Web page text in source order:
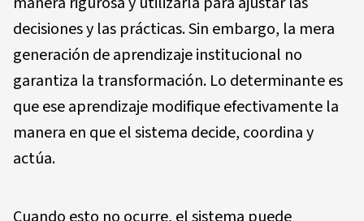
decisiones y las prácticas. Sin embargo, la mera
generación de aprendizaje institucional no
garantiza la transformación. Lo determinante es
que ese aprendizaje modifique efectivamente la
manera en que el sistema decide, coordina y
actúa.